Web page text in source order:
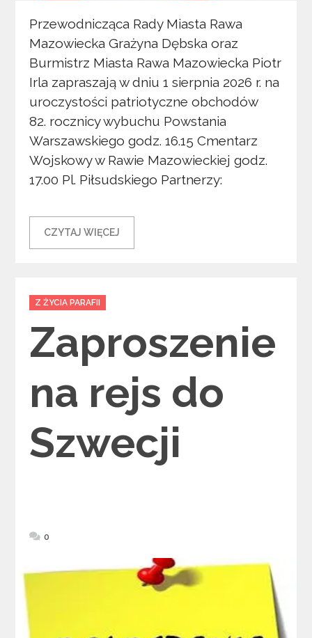
Przewodnicząca Rady Miasta Rawa
Mazowiecka Grażyna Dębska oraz
Burmistrz Miasta Rawa Mazowiecka Piotr
Irla zapraszają w dniu 1 sierpnia 2026 r. na
uroczystości patriotyczne obchodów
82. rocznicy wybuchu Powstania
Warszawskiego godz. 16.15 Cmentarz
Wojskowy w Rawie Mazowieckiej godz.
17.00 Pl. Piłsudskiego Partnerzy:
CZYTAJ WIĘCEJ
Categories
Z ŻYCIA PARAFII
Zaproszenie
na rejs do
Szwecji
0